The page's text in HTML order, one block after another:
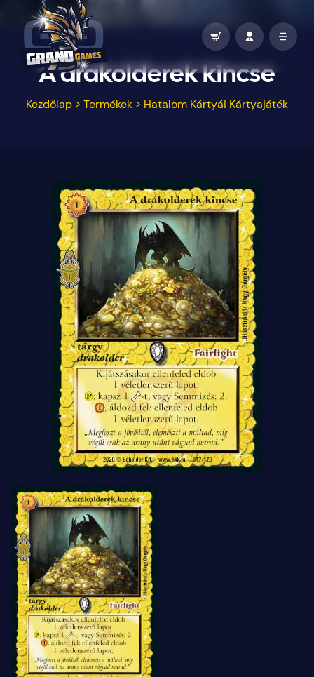
A drakolderek kincse
Kezdőlap > Termékek > Hatalom Kártyái Kártyajáték